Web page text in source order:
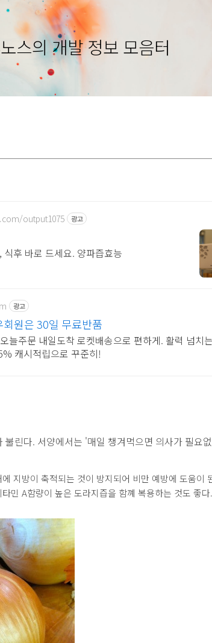
스의 개발 정보 모음터
output1075 광고
후 바로 드세요. 양파즙효능
광고
원은 30일 무료반품
늘주문 내일도착 로켓배송으로 편하게. 활력 넘치
캐시적립으로 꾸준히!
불린다. 서양에서는 '매일 챙겨먹으면 의사가 필요
지방이 축적되는 것이 방지되어 비만 예방에 도움이
민 A함량이 높은 도라지즙을 함꼐 복용하는 것도 좋다.